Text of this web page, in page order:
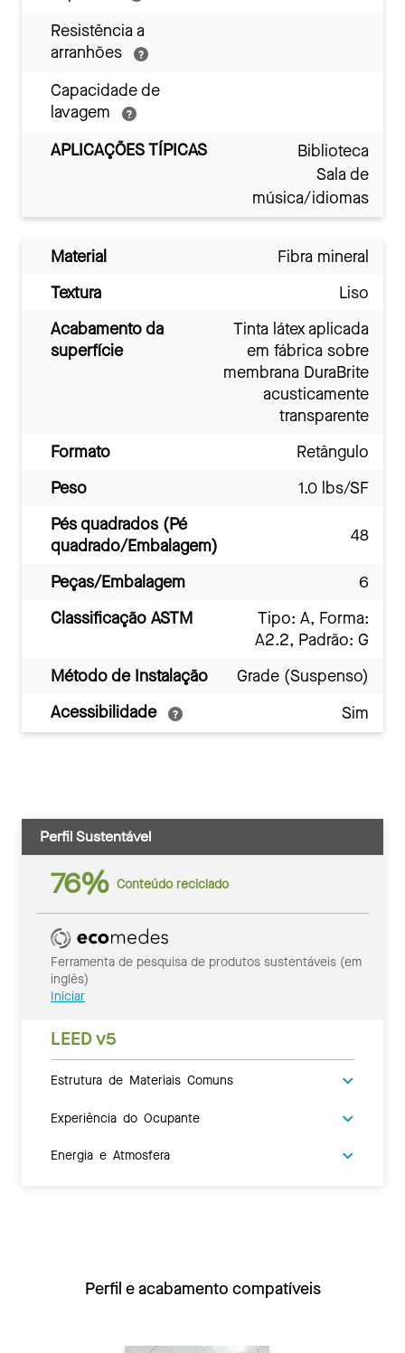
Resistência a
arranhões
Capacidade de
lavagem
APLICAÇÕES TÍPICAS
Biblioteca
Sala de
música/idiomas
Material
Fibra mineral
Textura
Liso
Acabamento da
superfície
Tinta látex aplicada
em fábrica sobre
membrana DuraBrite
acusticamente
transparente
Formato
Retângulo
Peso
1.0 lbs/SF
Pés quadrados (Pé
quadrado/Embalagem)
48
Peças/Embalagem
6
Classificação ASTM
Tipo: A, Forma:
A2.2, Padrão: G
Método de Instalação
Grade (Suspenso)
Acessibilidade
Sim
Perfil Sustentável
76% Conteúdo reciclado
Ferramenta de pesquisa de produtos sustentáveis (em
inglês)
Iniciar
LEED v5
Estrutura de Materiais Comuns
Experiência do Ocupante
Energia e Atmosfera
Perfil e acabamento compatíveis